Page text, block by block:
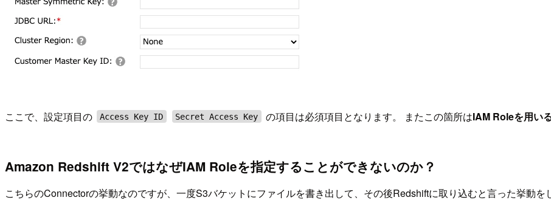
ここで、設定項目の Access Key ID Secret Access Key の項目は必須項目となります。 またこの箇所はIAM Roleを用い
Amazon Redshift V2ではなぜIAM Roleを指定することができないのか？
こちらのConnectorの挙動なのですが、一度S3バケットにファイルを書き出して、その後Redshiftに取り込むと言った挙動